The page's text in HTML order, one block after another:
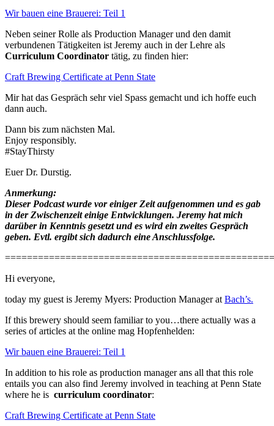
Wir bauen eine Brauerei: Teil 1
Neben seiner Rolle als Production Manager und den damit
verbundenen Tätigkeiten ist Jeremy auch in der Lehre als
Curriculum Coordinator tätig, zu finden hier:
Craft Brewing Certificate at Penn State
Mir hat das Gespräch sehr viel Spass gemacht und ich hoffe euch
dann auch.
Dann bis zum nächsten Mal.
Enjoy responsibly.
#StayThirsty
Euer Dr. Durstig.
Anmerkung:
Dieser Podcast wurde vor einiger Zeit aufgenommen und es gab
in der Zwischenzeit einige Entwicklungen. Jeremy hat mich
darüber in Kenntnis gesetzt und es wird ein zweites Gespräch
geben. Evtl. ergibt sich dadurch eine Anschlussfolge.
Hi everyone,
today my guest is Jeremy Myers: Production Manager at Bach’s.
If this brewery should seem familiar to you…there actually was a
series of articles at the online mag Hopfenhelden:
Wir bauen eine Brauerei: Teil 1
In addition to his role as production manager ans all that this role
entails you can also find Jeremy involved in teaching at Penn State
where he is curriculum coordinator:
Craft Brewing Certificate at Penn State